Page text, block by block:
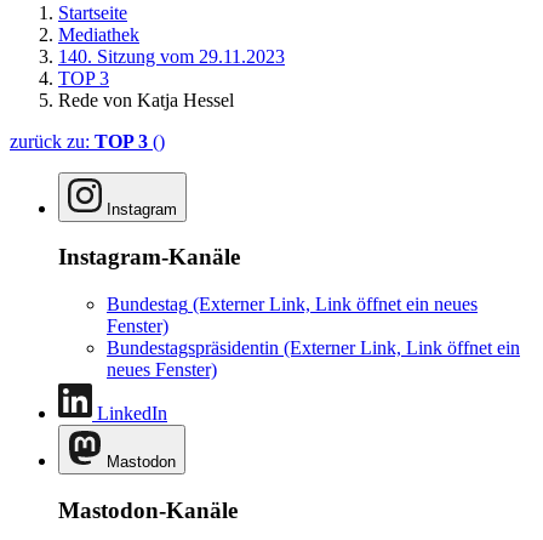
Startseite
Mediathek
140. Sitzung vom 29.11.2023
TOP 3
Rede von Katja Hessel
zurück zu: TOP 3 ()
Instagram
Instagram-Kanäle
Bundestag (Externer Link, Link öffnet ein neues
Fenster)
Bundestagspräsidentin (Externer Link, Link öffnet ein
neues Fenster)
LinkedIn
Mastodon
Mastodon-Kanäle